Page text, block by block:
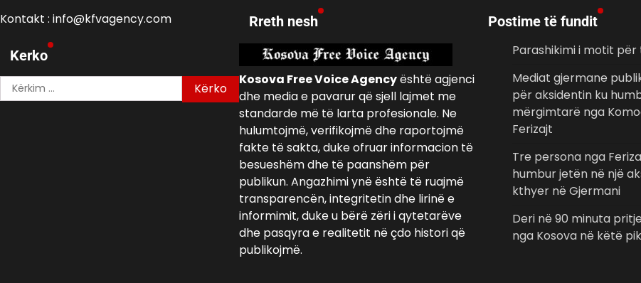
Kontakt : info@kfvagency.com
Kerko
Kërko
për:
Rreth nesh
Kosova Free Voice Agencyështë agjenci
dhe media e pavarur që sjell lajmet me
standarde më të larta profesionale. Ne
hulumtojmë, verifikojmë dhe raportojmë
fakte të sakta, duke ofruar informacion të
besueshëm dhe të paanshëm për
publikun. Angazhimi ynë është të ruajmë
transparencën, integritetin dhe lirinë e
informimit, duke u bërë zëri i qytetarëve
dhe pasqyra e realitetit në çdo histori që
publikojmë.
Postime të fundit
Parashikimi i motit
Mediat gjermane
për aksidentin ku
mërgimtarë nga
Ferizajt
Tre persona nga
humbur jetën në një
kthyer në Gjermani
Deri në 90 minuta
nga Kosova në këtë